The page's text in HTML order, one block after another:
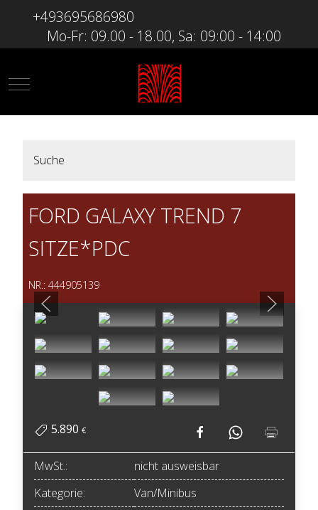
+493695686980
Mo-Fr: 09.00 - 18.00, Sa: 09:00 - 14:00
Mobile Menu Toggle
Suche
FORD GALAXY TREND 7
SITZE*PDC
NR.: 444905139
5.890 €
MwSt.:
nicht ausweisbar
Kategorie:
Van/Minibus